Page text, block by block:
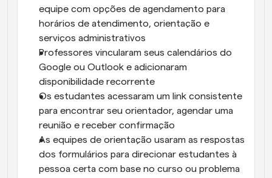
equipe com opções de agendamento para
horários de atendimento, orientação e
serviços administrativos
Professores vincularam seus calendários do
Google ou Outlook e adicionaram
disponibilidade recorrente
Os estudantes acessaram um link consistente
para encontrar seu orientador, agendar uma
reunião e receber confirmação
As equipes de orientação usaram as respostas
dos formulários para direcionar estudantes à
pessoa certa com base no curso ou problema